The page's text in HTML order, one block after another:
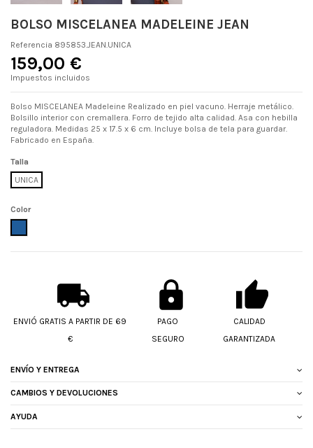
BOLSO MISCELANEA MADELEINE JEAN
Referencia 895853.JEAN.UNICA
159,00 €
Impuestos incluidos
Bolso MISCELANEA Madeleine Realizado en piel vacuno. Herraje metálico.
Bolsillo interior con cremallera. Forro de tejido alta calidad. Asa con hebilla
reguladora. Medidas 25 x 17.5 x 6 cm. Incluye bolsa de tela para guardar.
Fabricado en España.
Talla
UNICA
Color
ENVIÓ GRATIS A PARTIR DE 69
€
PAGO
SEGURO
CALIDAD
GARANTIZADA
ENVÍO Y ENTREGA
CAMBIOS Y DEVOLUCIONES
AYUDA